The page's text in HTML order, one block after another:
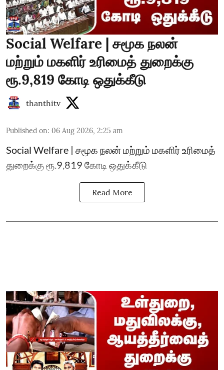
Social Welfare | சமூக நலன்
மற்றும் மகளிர் உரிமைத் துறைக்கு
ரூ.9,819 கோடி ஒதுக்கீடு
thanthitv
Published on: 06 Aug 2026, 2:25 am
Social Welfare | சமூக நலன் மற்றும் மகளிர் உரிமைத்
துறைக்கு ரூ.9,819 கோடி ஒதுக்கீடு
Read More